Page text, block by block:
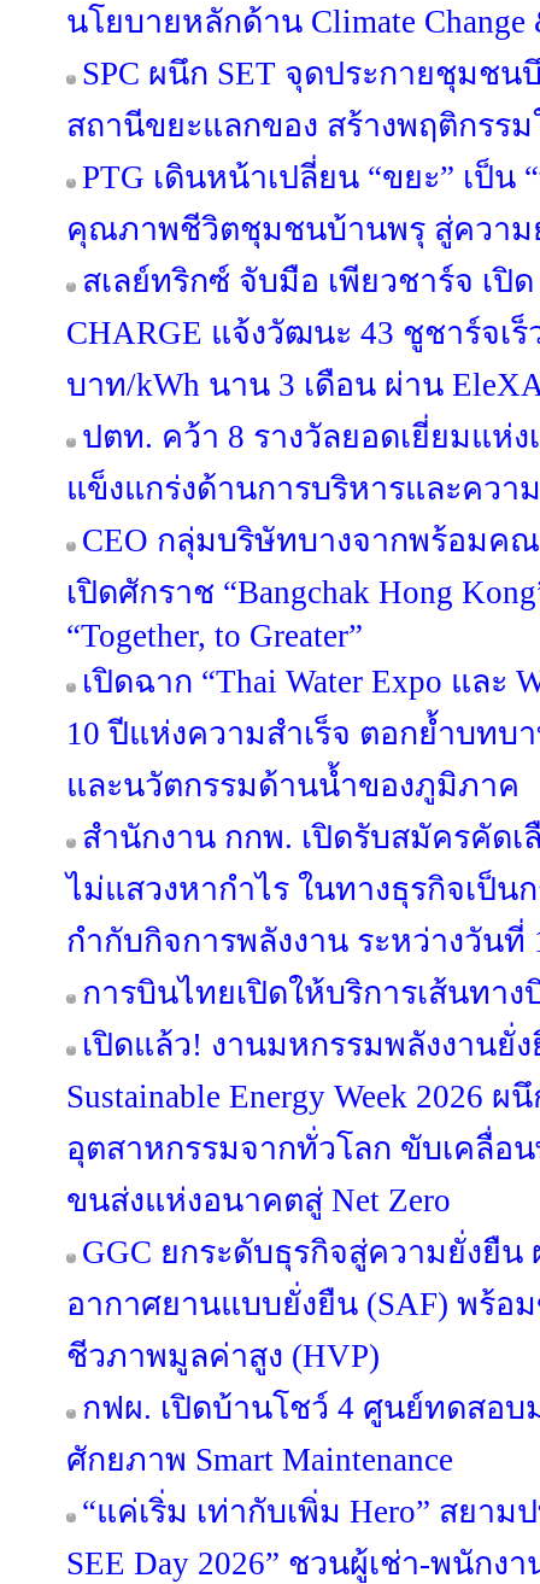
นโยบายหลักด้าน Climate Change
SPC ผนึก SET จุดประกายชุมช
สถานีขยะแลกของ สร้างพฤติกรร
PTG เดินหน้าเปลี่ยน “ขยะ” เป็น
คุณภาพชีวิตชุมชนบ้านพรุ สู่ความ
สเลย์ทริกซ์ จับมือ เพียวชาร์จ เปิ
CHARGE แจ้งวัฒนะ 43 ชูชาร์จเร็
บาท/kWh นาน 3 เดือน ผ่าน
ปตท. คว้า 8 รางวัลยอดเยี่ยมแห่
แข็งแกร่งด้านการบริหารและควา
CEO กลุ่มบริษัทบางจากพร้อมค
เปิดศักราช “Bangchak Hong
“Together, to Greater”
เปิดฉาก “Thai Water Expo และ
10 ปีแห่งความสำเร็จ ตอกย้ำบทบ
และนวัตกรรมด้านน้ำของภูมิภาค
สำนักงาน กกพ. เปิดรับสมัครคัด
ไม่แสวงหากำไร ในทางธุรกิจเป็น
กำกับกิจการพลังงาน ระหว่างวันที่
การบินไทยเปิดให้บริการเส้นทา
เปิดแล้ว! งานมหกรรมพลังงานยั่ง
Sustainable Energy Week 2026
อุตสาหกรรมจากทั่วโลก ขับเคลื่อ
ขนส่งแห่งอนาคตสู่ Net Zero
GGC ยกระดับธุรกิจสู่ความยั่งยืน
อากาศยานแบบยั่งยืน (SAF) พร้
ชีวภาพมูลค่าสูง (HVP)
กฟผ. เปิดบ้านโชว์ 4 ศูนย์ทดสอบ
ศักยภาพ Smart Maintenance
“แค่เริ่ม เท่ากับเพิ่ม Hero” สยาม
SEE Day 2026” ชวนผู้เช่า-พนักงา